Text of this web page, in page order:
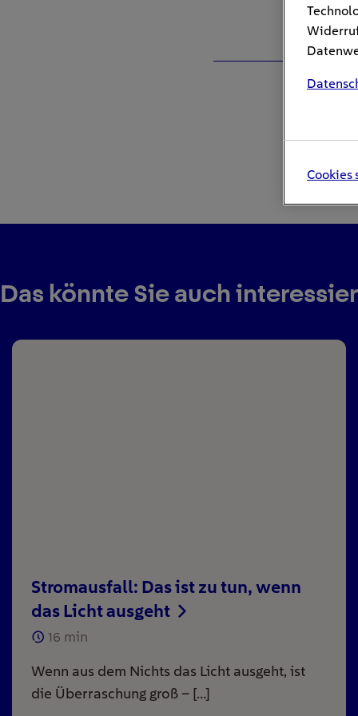
Das könnte Sie auch
Stromausfall: Das ist zu tun, wenn
das Licht ausgeht
16 min
Wenn aus dem Nichts das Licht ausgeht, ist
die Überraschung groß – […]
Cookies